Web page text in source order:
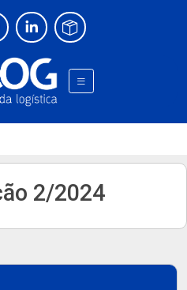
2/2024